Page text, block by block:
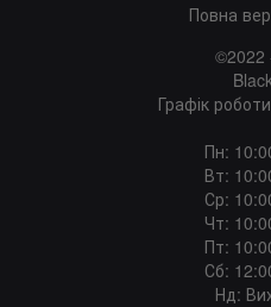
Повна
©2022
Графік роботи
Пн:
Вт:
Ср:
Чт:
Пт:
Сб:
Нд: